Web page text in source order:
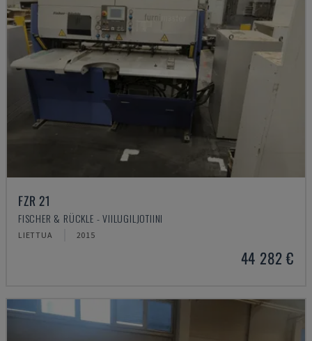
FZR 21
FISCHER & RÜCKLE - VIILUGILJOTIINI
LIETTUA 2015
44 282 €